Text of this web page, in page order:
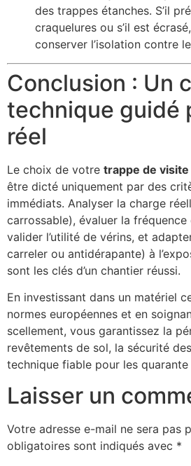
des trappes étanches. S’il
craquelures ou s’il est
conserver l’isolation contre
Conclusion : Un
technique guidé
réel
Le choix de votre trappe de visite
être dicté uniquement par des
immédiats. Analyser la charge
carrossable), évaluer la fréquence
valider l’utilité de vérins, et
carreler ou antidérapante) à
sont les clés d’un chantier réussi.
En investissant dans un matériel
normes européennes et en
scellement, vous garantissez la
revêtements de sol, la sécurité
technique fiable pour les quarante
Laisser un
Votre adresse e-mail ne sera pas
obligatoires sont indiqués avec *